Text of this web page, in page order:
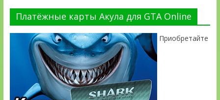
Платёжные карты Акула для GTA Online
Приобретайте